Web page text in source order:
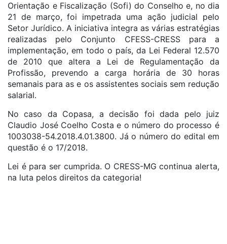
Orientação e Fiscalização (Sofi) do Conselho e, no dia
21 de março, foi impetrada uma ação judicial pelo
Setor Jurídico. A iniciativa integra as várias estratégias
realizadas pelo Conjunto CFESS-CRESS para a
implementação, em todo o país, da Lei Federal 12.570
de 2010 que altera a Lei de Regulamentação da
Profissão, prevendo a carga horária de 30 horas
semanais para as e os assistentes sociais sem redução
salarial.
No caso da Copasa, a decisão foi dada pelo juiz
Claudio José Coelho Costa e o número do processo é
1003038-54.2018.4.01.3800. Já o número do edital em
questão é o 17/2018.
Lei é para ser cumprida. O CRESS-MG continua alerta,
na luta pelos direitos da categoria!